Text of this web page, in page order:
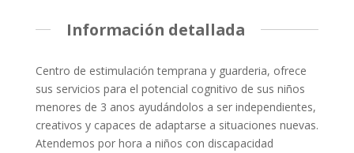
Información detallada
Centro de estimulación temprana y guarderia, ofrece
sus servicios para el potencial cognitivo de sus niños
menores de 3 anos ayudándolos a ser independientes,
creativos y capaces de adaptarse a situaciones nuevas.
Atendemos por hora a niños con discapacidad